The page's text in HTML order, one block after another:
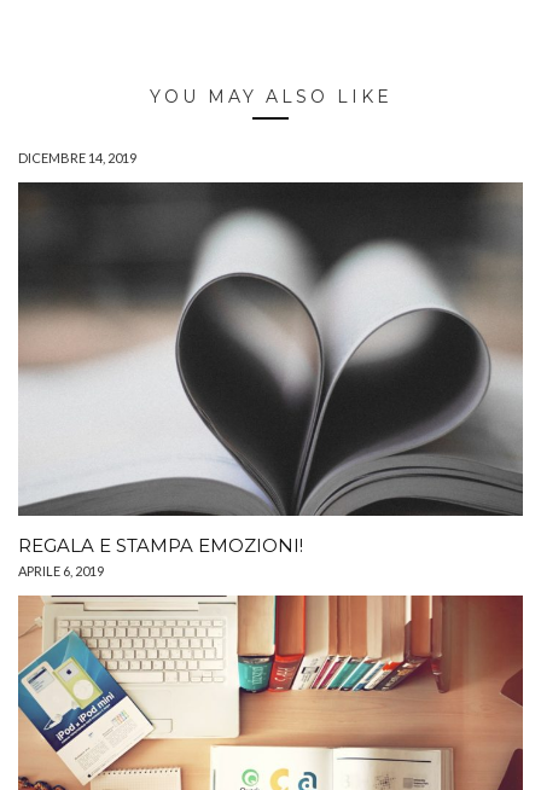
YOU MAY ALSO LIKE
DICEMBRE 14, 2019
REGALA E STAMPA EMOZIONI!
APRILE 6, 2019